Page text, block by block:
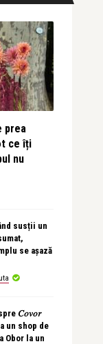
prea
ce îți
nu
susții un
se așază
𝐶𝑜𝑣𝑜𝑟
un shop de
Obor la un